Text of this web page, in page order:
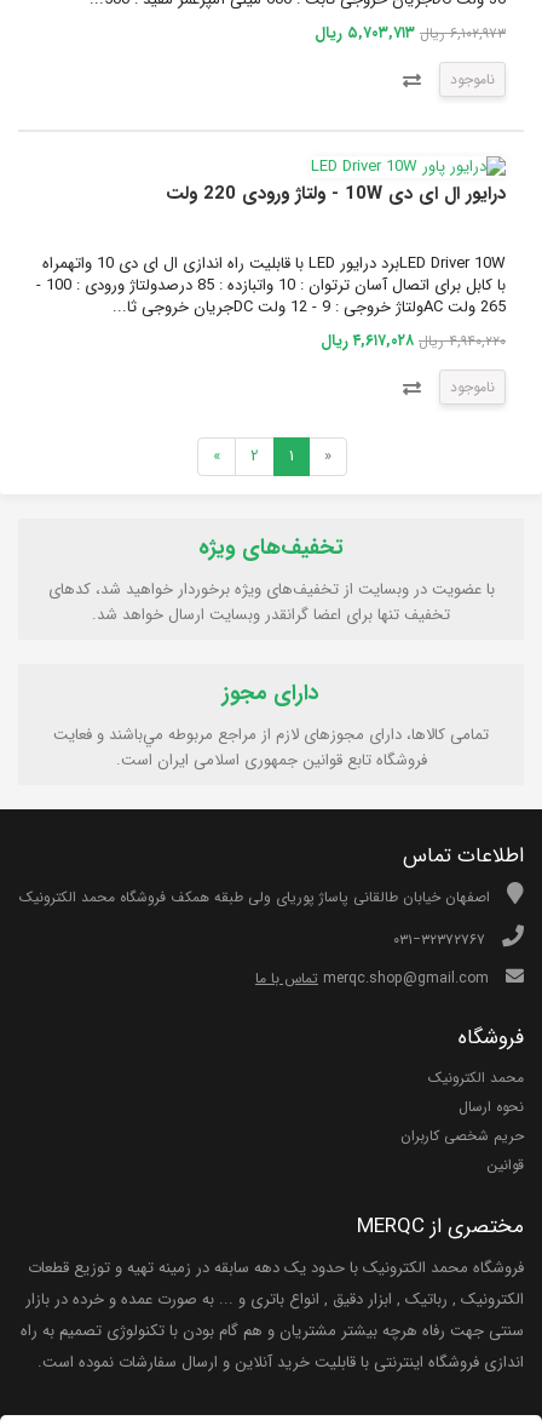
۶,۱۰۲,۹۷۳ ریال ۵,۷۰۳,۷۱۳ ریال
ناموجود
درایور ال ای دی 10W - ولتاژ ورودی 220 ولت
LED Driver 10Wبرد درایور LED با قابلیت راه اندازی ال ای دی 10 واتهمراه
با کابل برای اتصال آسان ترتوان : 10 واتبازده : 85 درصدولتاژ ورودی : 100 -
265 ولت ACولتاژ خروجی : 9 - 12 ولت DCجریان خروجی ثا...
۴,۹۴۰,۲۲۰ ریال ۴,۶۱۷,۰۲۸ ریال
ناموجود
«
1
2
»
تخفیف‌های ویژه
با عضویت در وبسایت از تخفیف‌های ویژه برخوردار خواهید شد، کدهای
تخفیف تنها برای اعضا گرانقدر وبسایت ارسال خواهد شد.
دارای مجوز
تمامی كالاها، دارای مجوزهای لازم از مراجع مربوطه مي‌باشند و فعایت
فروشگاه تابع قوانين جمهوری اسلامی ايران است.
اطلاعات تماس
اصفهان خیابان طالقانی پاساژ پوریای ولی طبقه همکف فروشگاه محمد الکترونیک
تماس با ما
فروشگاه
محمد الکترونیک
نحوه ارسال
حریم شخصی کاربران
قوانین
مختصری از MERQC
فروشگاه محمد الکترونیک با حدود یک دهه سابقه در زمینه تهیه و توزیع قطعات
الکترونیک , رباتیک , ابزار دقیق , انواع باتری و ... به صورت عمده و خرده در بازار
سنتی جهت رفاه هرچه بیشتر مشتریان و هم گام بودن با تکنولوژی تصمیم به راه
اندازی فروشگاه اینترنتی با قابلیت خرید آنلاین و ارسال سفارشات نموده است.